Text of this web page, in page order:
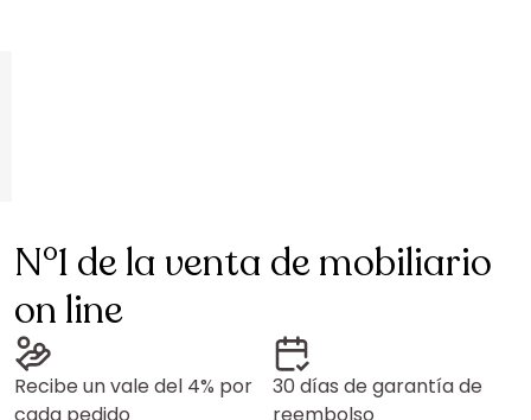
N°1 de la venta de mobiliario
on line
Recibe un vale del 4% por
30 días de garantía de